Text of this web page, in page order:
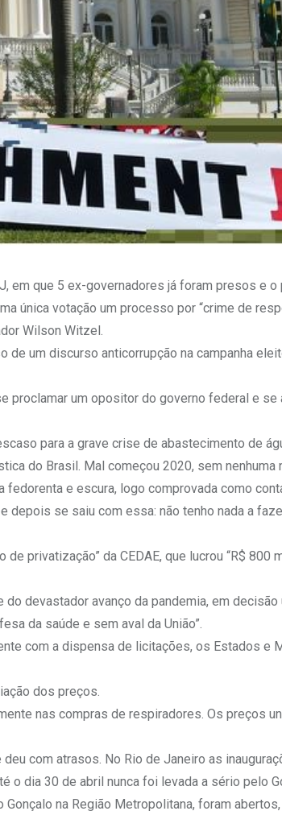
em que 5 ex-governadores já foram presos e o
única votação um processo por “crime de
Wilson Witzel.
um discurso anticorrupção na campanha
proclamar um opositor do governo federal e se
para a grave crise de abastecimento de
do Brasil. Mal começou 2020, sem nenhuma
e escura, logo comprovada como
depois se saiu com essa: não tenho nada a
privatização” da CEDAE, que lucrou “R$ 800
devastador avanço da pandemia, em decisão
da saúde e sem aval da União”.
com a dispensa de licitações, os Estados e
dos preços.
nas compras de respiradores. Os preços
com atrasos. No Rio de Janeiro as
o dia 30 de abril nunca foi levada a sério pelo
na Região Metropolitana, foram